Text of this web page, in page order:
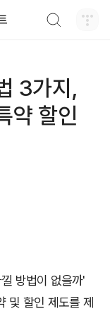
3가지,
약 할인
방법이 없을까'
및 할인 제도를 제